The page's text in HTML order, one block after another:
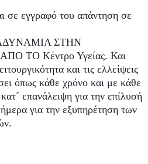
σε εγγραφό του απάντηση σε
ΣΤΗΝ
ΤΟ Κέντρο Υγείας. Και
και τις ελλείψεις
όπως κάθε χρόνο και με κάθε
κατ´ επανάλειψη για την επίλυσή
για την εξυπηρέτηση των